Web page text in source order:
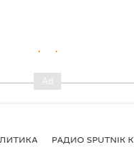
РАДИО SPUTNIK